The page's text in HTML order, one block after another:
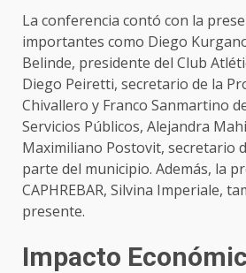
La conferencia contó con la
importantes como Diego
Belinde, presidente del Club
Diego Peiretti, secretario de la
Chivallero y Franco Sanmartino
Servicios Públicos, Alejandra
Maximiliano Postovit, secretario
parte del municipio. Además, la
CAPHREBAR, Silvina Imperiale,
presente.
Impacto